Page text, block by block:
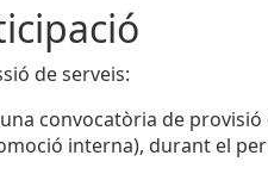
de serveis:
convocatòria de
interna), durant el